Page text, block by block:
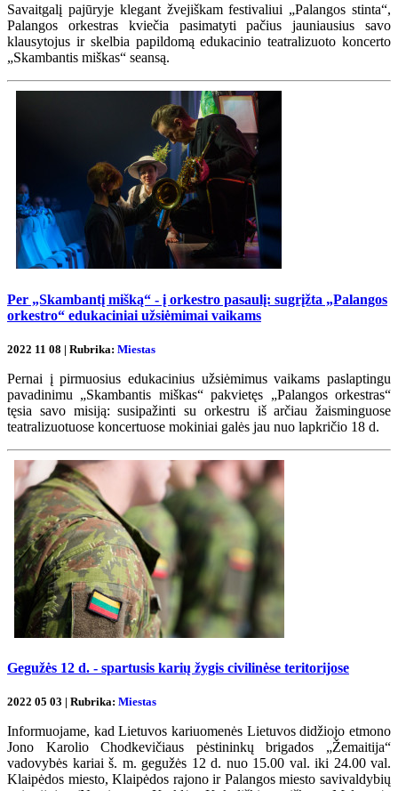
Savaitgalį pajūryje klegant žvejiškam festivaliui „Palangos stinta“,
Palangos orkestras kviečia pasimatyti pačius jauniausius savo
klausytojus ir skelbia papildomą edukacinio teatralizuoto koncerto
„Skambantis miškas“ seansą.
Per „Skambantį mišką“ - į orkestro pasaulį: sugrįžta „Palangos
orkestro“ edukaciniai užsiėmimai vaikams
2022 11 08 | Rubrika: Miestas
Pernai į pirmuosius edukacinius užsiėmimus vaikams paslaptingu
pavadinimu „Skambantis miškas“ pakvietęs „Palangos orkestras“
tęsia savo misiją: susipažinti su orkestru iš arčiau žaisminguose
teatralizuotuose koncertuose mokiniai galės jau nuo lapkričio 18 d.
Gegužės 12 d. - spartusis karių žygis civilinėse teritorijose
2022 05 03 | Rubrika: Miestas
Informuojame, kad Lietuvos kariuomenės Lietuvos didžiojo etmono
Jono Karolio Chodkevičiaus pėstininkų brigados „Žemaitija“
vadovybės kariai š. m. gegužės 12 d. nuo 15.00 val. iki 24.00 val.
Klaipėdos miesto, Klaipėdos rajono ir Palangos miesto savivaldybių